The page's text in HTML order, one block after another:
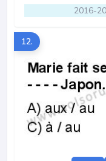
2016-
12.